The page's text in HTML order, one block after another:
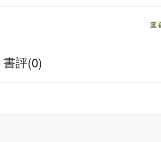
‧ 鄰居兒子搶着要當哈家小孩？小浪居然興奮答應？！
哎喲，不要見怪，這正是哈家的真面目。還有什麼爆
查
書評(0)